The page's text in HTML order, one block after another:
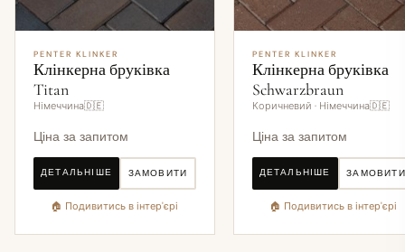
PENTER KLINKER
Клінкерна бруківка
Titan
Німеччина🇩🇪
Ціна за запитом
ДЕТАЛЬНІШЕ ЗАМОВИТИ
🏠 Подивитись в інтер'єрі
PENTER KLINKER
Клінкерна бруківка
Schwarzbraun
Коричневий · Німеччина🇩🇪
Ціна за запитом
ДЕТАЛЬНІШЕ ЗАМОВИТИ
🏠 Подивитись в інтер'єрі